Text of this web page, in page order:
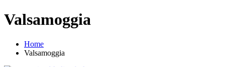
Valsamoggia
Home
Valsamoggia